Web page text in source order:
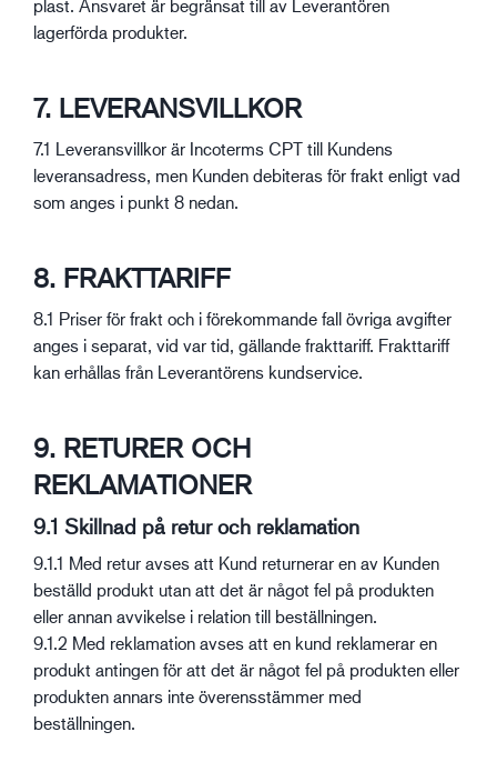
plast. Ansvaret är begränsat till av Leverantören
lagerförda produkter.
7. LEVERANSVILLKOR
7.1 Leveransvillkor är Incoterms CPT till Kundens
leveransadress, men Kunden debiteras för frakt enligt vad
som anges i punkt 8 nedan.
8. FRAKTTARIFF
8.1 Priser för frakt och i förekommande fall övriga avgifter
anges i separat, vid var tid, gällande frakttariff. Frakttariff
kan erhållas från Leverantörens kundservice.
9. RETURER OCH
REKLAMATIONER
9.1 Skillnad på retur och reklamation
9.1.1 Med retur avses att Kund returnerar en av Kunden
beställd produkt utan att det är något fel på produkten
eller annan avvikelse i relation till beställningen.
9.1.2 Med reklamation avses att en kund reklamerar en
produkt antingen för att det är något fel på produkten eller
produkten annars inte överensstämmer med
beställningen.